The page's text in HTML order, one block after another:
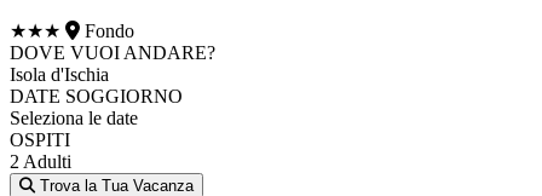
★★★
Fondo
DOVE VUOI ANDARE?
Isola d'Ischia
DATE SOGGIORNO
Seleziona le date
OSPITI
2 Adulti
Trova la Tua Vacanza